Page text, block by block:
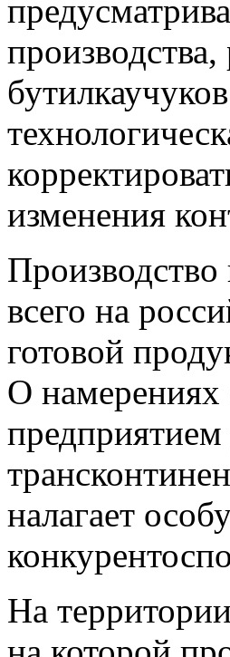
изменения
Производство
всего на
готовой
О намерениях
налагает
На